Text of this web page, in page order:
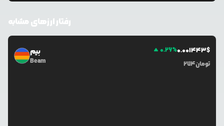
رفتار ارزهای مشابه
بیم
Beam
0.26%0.001443$
274تومان